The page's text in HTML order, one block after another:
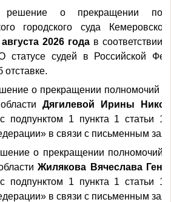
о прекращении
городского суда
2026 года в соответствии
статусе судей в Российской
отставке.
о прекращении полномочий
Дягилевой Ирины
с подпунктом 1 пункта 1 статьи
в связи с письменным
о прекращении полномочий
Жилякова Вячеслава
с подпунктом 1 пункта 1 статьи
в связи с письменным